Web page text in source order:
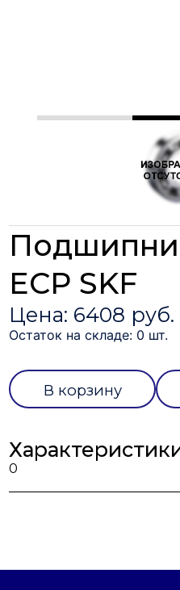
ECP SKF
Цена: 6408 руб.
Остаток на складе: 0 шт.
В корзину
0